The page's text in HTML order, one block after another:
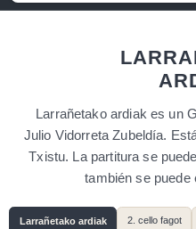
Larrañetako ardiak es un
Julio Vidorreta Zubeldía.
Txistu. La partitura se
también se puede
Larrañetako ardiak 2. cello fagot